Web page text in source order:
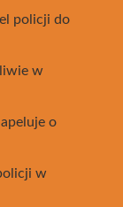
policji do
w
o
w